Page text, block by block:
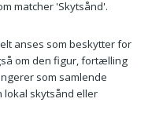
matcher 'Skytsånd'.
anses som beskytter for
om den figur, fortælling
som samlende
lokal skytsånd eller